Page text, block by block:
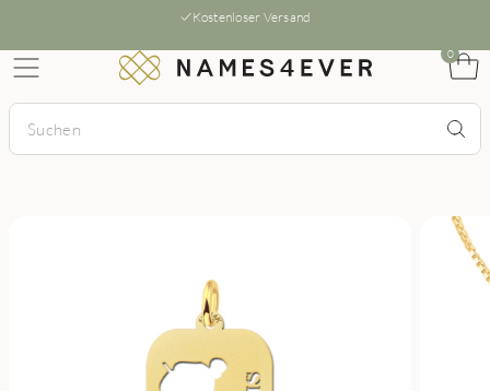
Kostenloser Versand
0